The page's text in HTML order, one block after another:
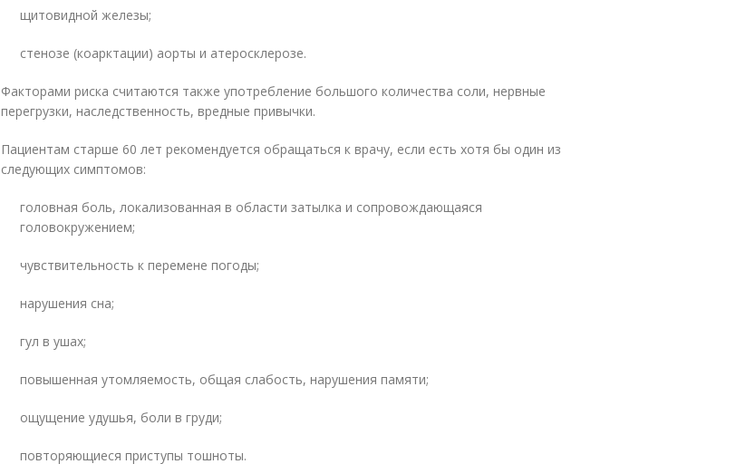
щитовидной железы;
стенозе (коарктации) аорты и атеросклерозе.
Факторами риска считаются также употребление большого количества соли, нервные
перегрузки, наследственность, вредные привычки.
Пациентам старше 60 лет рекомендуется обращаться к врачу, если есть хотя бы один из
следующих симптомов:
головная боль, локализованная в области затылка и сопровождающаяся
головокружением;
чувствительность к перемене погоды;
нарушения сна;
гул в ушах;
повышенная утомляемость, общая слабость, нарушения памяти;
ощущение удушья, боли в груди;
повторяющиеся приступы тошноты.